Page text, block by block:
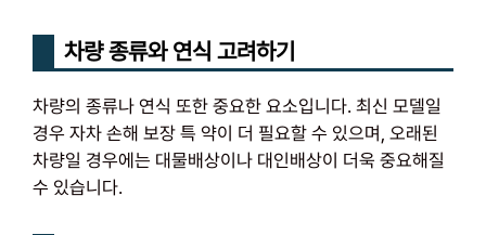
차량 종류와 연식 고려하기
차량의 종류나 연식 또한 중요한 요소입니다. 최신 모델일
경우 자차 손해 보장 특 약이 더 필요할 수 있으며, 오래된
차량일 경우에는 대물배상이나 대인배상이 더욱 중요해질
수 있습니다.